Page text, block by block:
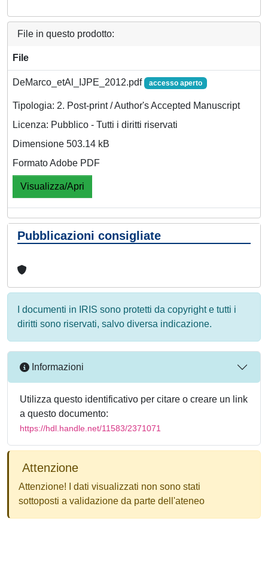
File in questo prodotto:
File
DeMarco_etAl_IJPE_2012.pdf accesso aperto
Tipologia: 2. Post-print / Author's Accepted Manuscript
Licenza: Pubblico - Tutti i diritti riservati
Dimensione 503.14 kB
Formato Adobe PDF
Visualizza/Apri
Pubblicazioni consigliate
I documenti in IRIS sono protetti da copyright e tutti i
diritti sono riservati, salvo diversa indicazione.
Informazioni
Utilizza questo identificativo per citare o creare un link
a questo documento:
https://hdl.handle.net/11583/2371071
Attenzione
Attenzione! I dati visualizzati non sono stati
sottoposti a validazione da parte dell'ateneo